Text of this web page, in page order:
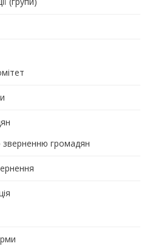
зверненню громадян